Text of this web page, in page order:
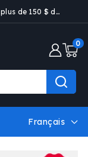
Livraison gratuite sur les commandes de plus de 150 $ dans certaines villes
0
0
L
a
Français